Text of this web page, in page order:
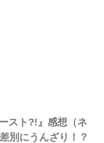
スト?!』感想（ネ
別にうんざり！？